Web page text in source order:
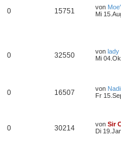
0 15751 von
Mi
0 32550 von lady
Mi
0 16507 von
Fr
0 30214 von Sir
Di